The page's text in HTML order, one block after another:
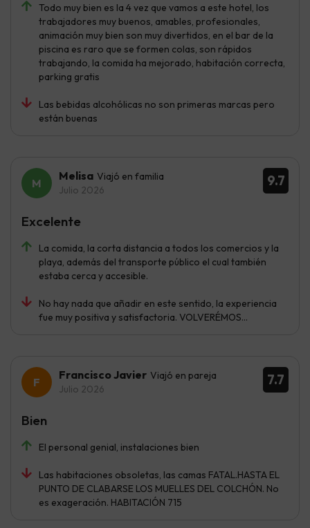
Todo muy bien es la 4 vez que vamos a este hotel, los
trabajadores muy buenos, amables, profesionales,
animación muy bien son muy divertidos, en el bar de la
piscina es raro que se formen colas, son rápidos
trabajando, la comida ha mejorado, habitación correcta,
parking gratis
Las bebidas alcohólicas no son primeras marcas pero
están buenas
9.7
Melisa Viajó en familia
Julio 2026
La comida, la corta distancia a todos los comercios y la
playa, además del transporte público el cual también
estaba cerca y accesible.
No hay nada que añadir en este sentido, la experiencia
fue muy positiva y satisfactoria. VOLVERÉMOS...
Excelente
7.7
Francisco Javier Viajó en pareja
Julio 2026
El personal genial, instalaciones bien
Las habitaciones obsoletas, las camas FATAL.HASTA EL
PUNTO DE CLABARSE LOS MUELLES DEL COLCHÓN. No
es exageración. HABITACIÓN 715
Bien